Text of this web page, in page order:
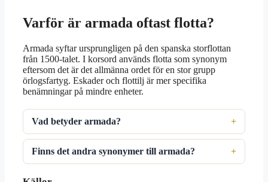
Varför är armada oftast flotta?
Armada syftar ursprungligen på den spanska storflottan
från 1500-talet. I korsord används flotta som synonym
eftersom det är det allmänna ordet för en stor grupp
örlogsfartyg. Eskader och flottilj är mer specifika
benämningar på mindre enheter.
Vad betyder armada?
Finns det andra synonymer till armada?